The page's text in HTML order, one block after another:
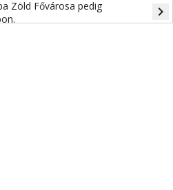
Zöld Fővárosa pedig
navigate_next